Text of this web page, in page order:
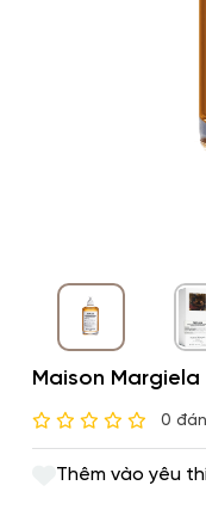
Maison
0
Thêm vào yêu